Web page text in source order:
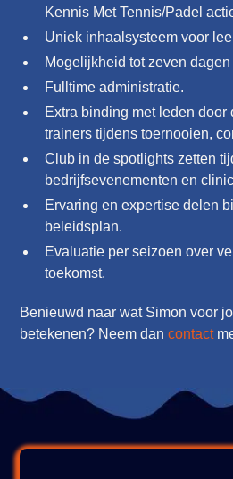
Kennis Met Tennis/Padel
Uniek inhaalsysteem voor
Mogelijkheid tot zeven
Fulltime administratie.
Extra binding met leden
trainers tijdens toernooien,
Club in de spotlights zetten
bedrijfsevenementen en
Ervaring en expertise delen
beleidsplan.
Evaluatie per seizoen over
toekomst.
Benieuwd naar wat Simon voor
betekenen? Neem dancontact